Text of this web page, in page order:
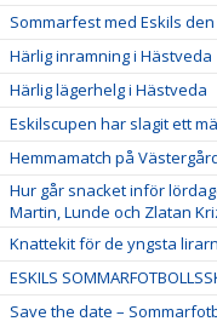
Sommarfest med Eskils den
Härlig inramning i Hästveda
Härlig lägerhelg i Hästveda
Eskilscupen har slagit ett
Hemmamatch på
Hur går snacket inför
Martin, Lunde och Zlatan
Knattekit för de yngsta
ESKILS
Save the date –